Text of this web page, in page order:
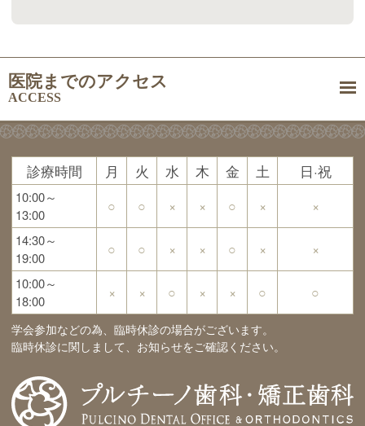
医院までのアクセス
ACCESS
診療時間 月 火 水 木 金 土 日·祝
10:00～
13:00
○ ○ × × ○ × ×
14:30～
19:00
○ ○ × × ○ × ×
10:00～
18:00
× × ○ × × ○ ○
学会参加などの為、臨時休診の場合がございます。
臨時休診に関しまして、お知らせをご確認ください。